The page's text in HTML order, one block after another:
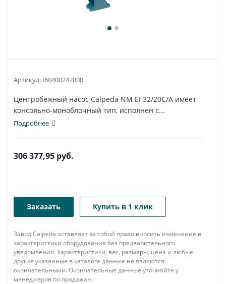
Артикул: I60400242000
Центробежный насос Calpeda NM EI 32/20C/A имеет
консольно-моноблочный тип, исполнен с...
Подробнее
306 377,95 руб.
Заказать Купить в 1 клик
Завод Calpeda оставляет за собой право вносить изменения в
характеристики оборудования без предварительного
уведомления. Характеристики, вес, размеры, цена и любые
другие указанные в каталоге данные не являются
окончательными. Окончательные данные уточняйте у
менеджеров по продажам.